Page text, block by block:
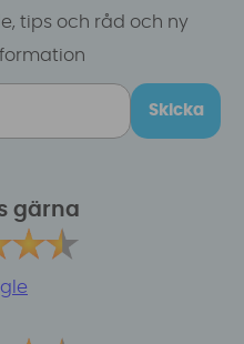
tips och råd och ny
Skicka
gärna